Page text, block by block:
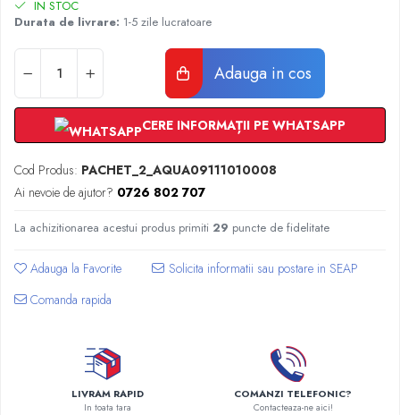
Radiatoare Otel Vogel&Noot
Radiatoare Otel Korado
Radiatoare de Baie Purmo Banga
Automatizare Termostate
Detectoare
Termostate centrala ambient
Detectoare de gaz si electrovalve
Detectoare de inundatie
Automatizari centrala termica
Panouri solare apa calda
Accesorii panouri solare apa calda
Panouri solare nepresurizate
Teava flexibila inox si fitinguri panouri
Grupuri de pompare panouri solare
IN STOC
Durata de livrare: 1-5 zile lucratoare
Adauga in cos
CERE INFORMAȚII PE WHATSAPP
Cod Produs: PACHET_2_AQUA09111010008
Ai nevoie de ajutor? 0726 802 707
La achizitionarea acestui produs primiti 29 puncte de fidelitate
Adauga la Favorite
Comanda rapida
LIVRAM RAPID
In toata tara
COMANZI TELEFONIC?
Contacteaza-ne aici!